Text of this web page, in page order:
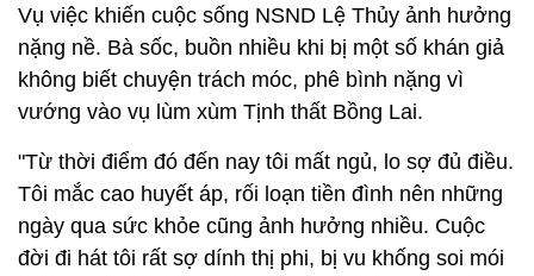
Vụ việc khiến cuộc sống NSND Lệ Thủy ảnh hưởng
nặng nề. Bà sốc, buồn nhiều khi bị một số khán giả
không biết chuyện trách móc, phê bình nặng vì
vướng vào vụ lùm xùm Tịnh thất Bồng Lai.
"Từ thời điểm đó đến nay tôi mất ngủ, lo sợ đủ điều.
Tôi mắc cao huyết áp, rối loạn tiền đình nên những
ngày qua sức khỏe cũng ảnh hưởng nhiều. Cuộc
đời đi hát tôi rất sợ dính thị phi, bị vu khống soi mói